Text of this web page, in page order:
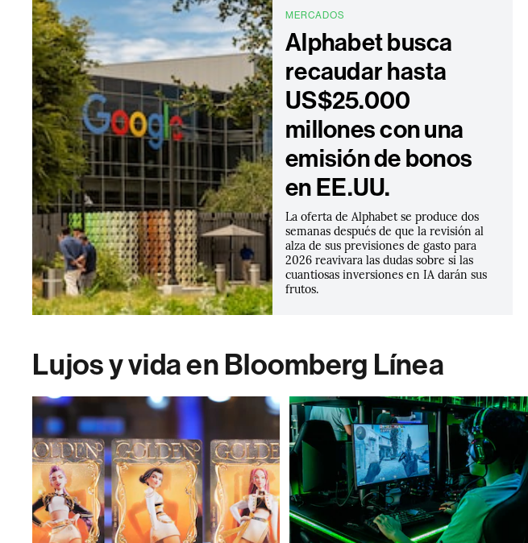
MERCADOS
Alphabet busca
recaudar hasta
US$25.000
millones con una
emisión de bonos
en EE.UU.
La oferta de Alphabet se produce dos
semanas después de que la revisión al
alza de sus previsiones de gasto para
2026 reavivara las dudas sobre si las
cuantiosas inversiones en IA darán sus
frutos.
Lujos y vida en Bloomberg Línea